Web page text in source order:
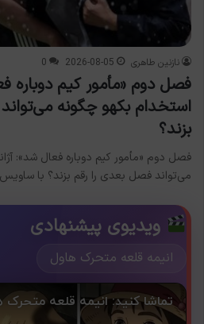
نازنین طاهری 2026-08-05
0
فصل دوم «مأمور کیم دوباره
استخدام بکهو چگونه
بزند؟
فصل دوم «مأمور کیم دوباره فعال شد»:
می‌تواند فصل بعدی را رقم بزند؟ با
ویدیوی پیشنهادی
انیمه قلعه متحرک هاول